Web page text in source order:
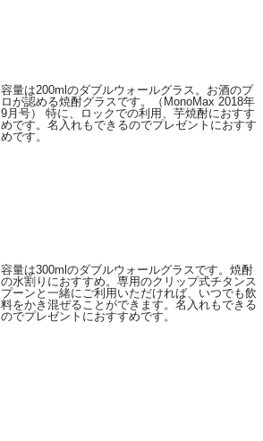
容量は200mlのダブルウォールグラス。お酒のプ
ロが認める焼酎グラスです。（MonoMax 2018年
9月号） 特に、ロックでの利用、芋焼酎におすす
めです。名入れもできるのでプレゼントにおすす
めです。
容量は300mlのダブルウォールグラスです。焼酎
の水割りにおすすめ。専用のクリップ式チタンス
プーンと一緒にご利用いただければ、いつでも飲
料をかき混ぜることができます。名入れもできる
のでプレゼントにおすすめです。